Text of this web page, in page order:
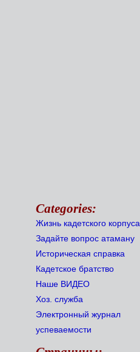
Categories:
Жизнь кадетского корпуса
Задайте вопрос атаману
Историческая справка
Кадетское братство
Наше ВИДЕО
Хоз. служба
Электронный журнал
успеваемости